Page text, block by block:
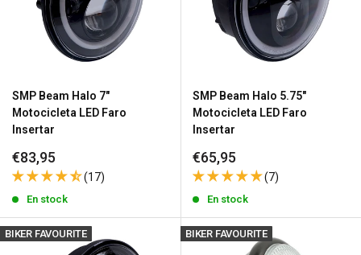
SMP Beam Halo 7"
Motocicleta LED Faro
Insertar
Precio
de
venta
€83,95
(17)
En stock
SMP Beam Halo 5.75"
Motocicleta LED Faro
Insertar
Precio
de
venta
€65,95
(7)
En stock
BIKER FAVOURITE BIKER FAVOURITE